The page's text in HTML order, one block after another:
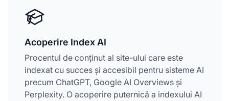
Acoperire Index AI
Procentul de conținut al site-ului care este
indexat cu succes și accesibil pentru sisteme AI
precum ChatGPT, Google AI Overviews și
Perplexity. O acoperire puternică a indexului AI